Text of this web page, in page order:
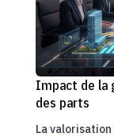
Impact de la
des parts
La